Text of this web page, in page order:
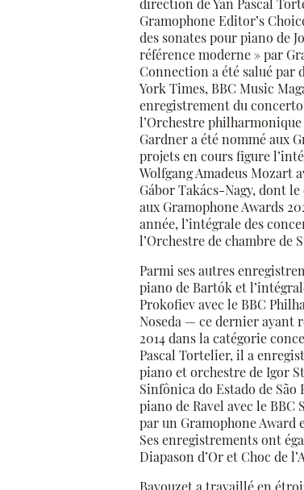
Gramophone Editor’s
des sonates pour piano de
référence moderne » par
Connection a été salué par
York Times, BBC Music
enregistrement du
l’Orchestre
Gardner a été nommé aux
projets en cours figure
Wolfgang Amadeus Mozart
Gábor Takács-Nagy, dont
aux Gramophone Awards
année, l’intégrale des
l’Orchestre de chambre de
Parmi ses autres
piano de Bartók et
Prokofiev avec le BBC
Noseda — ce dernier ayant
2014 dans la catégorie
Pascal Tortelier, il a
piano et orchestre de Igor
Sinfônica do Estado de
piano de Ravel avec le
par un Gramophone Award
Ses enregistrements ont
Diapason d’Or et Choc de
Bavouzet a travaillé en